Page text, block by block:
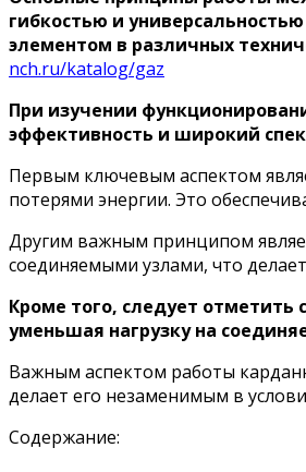
гибкостью и
элементом в различных
nch.ru/katalog/gaz
При изучении
эффективность и широкий
Первым ключевым аспектом
потерями энергии. Это
Другим важным принципом
соединяемыми узлами, что
Кроме того, следует отметить
уменьшая нагрузку на
Важным аспектом работы
делает его незаменимым в
Содержание: